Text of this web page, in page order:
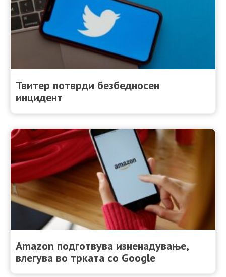
Твитер потврди безбедносен
инцидент
Amazon подготвува изненадување,
влегува во трката со Google